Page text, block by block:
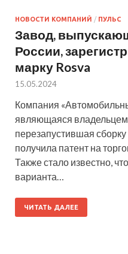
НОВОСТИ КОМПАНИЙ / ПУЛЬС
Завод,
России,
марку Rosva
15.05.2024
Компания
являющаяся
перезапустившая
получила патент на
Также стало известно,
варианта…
ЧИТАТЬ ДАЛЕЕ